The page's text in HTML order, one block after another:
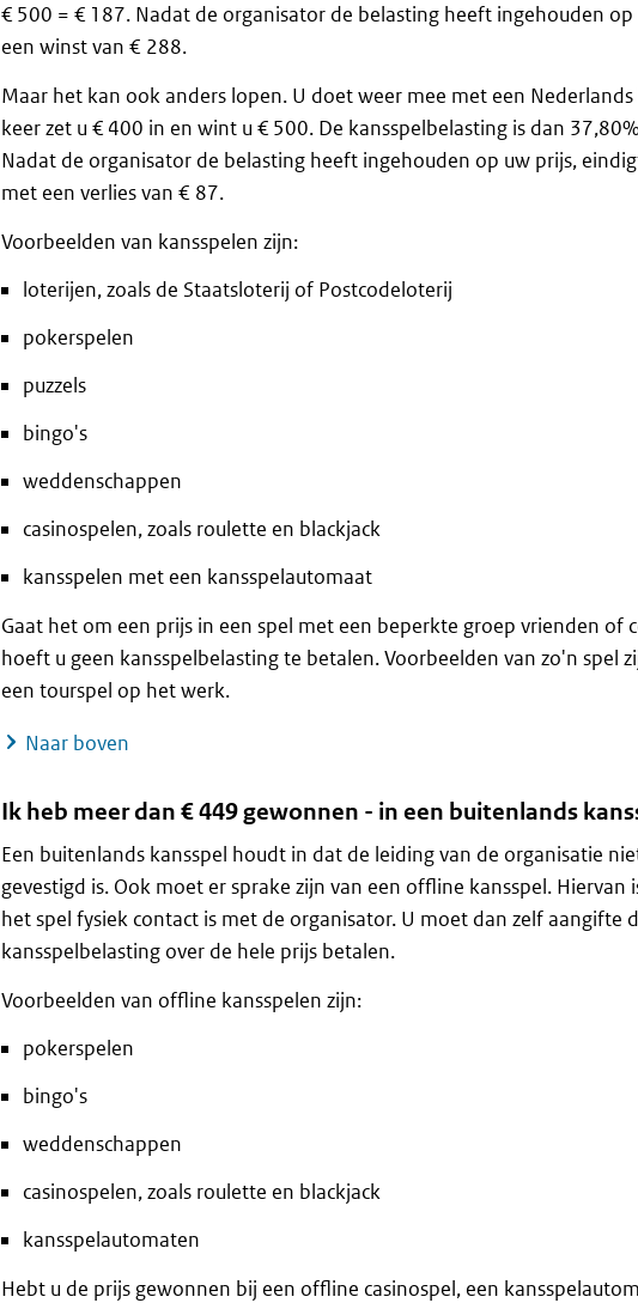
€ 500 = € 187. Nadat de organisator de belasting heeft ingehouden
een winst van € 288.
Maar het kan ook anders lopen. U doet weer mee met een Nederlands
keer zet u € 400 in en wint u € 500. De kansspelbelasting is dan
Nadat de organisator de belasting heeft ingehouden op uw prijs,
met een verlies van € 87.
Voorbeelden van kansspelen zijn:
loterijen, zoals de Staatsloterij of Postcodeloterij
pokerspelen
puzzels
bingo's
weddenschappen
casinospelen, zoals roulette en blackjack
kansspelen met een kansspelautomaat
Gaat het om een prijs in een spel met een beperkte groep vrienden of
hoeft u geen kansspelbelasting te betalen. Voorbeelden van zo'n spel
een tourspel op het werk.
Naar boven
Ik heb meer dan € 449 gewonnen - in een buitenlands
Een buitenlands kansspel houdt in dat de leiding van de organisatie
gevestigd is. Ook moet er sprake zijn van een offline kansspel. Hiervan
het spel fysiek contact is met de organisator. U moet dan zelf aangifte
kansspelbelasting over de hele prijs betalen.
Voorbeelden van offline kansspelen zijn:
pokerspelen
bingo's
weddenschappen
casinospelen, zoals roulette en blackjack
kansspelautomaten
Hebt u de prijs gewonnen bij een offline casinospel, een